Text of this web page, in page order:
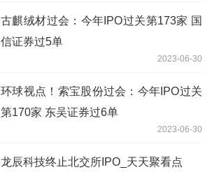
古麒绒材过会：今年IPO过关第173家 国
信证券过5单
2023-06-30
环球视点！索宝股份过会：今年IPO过关
第170家 东吴证券过6单
2023-06-30
龙辰科技终止北交所IPO_天天聚看点